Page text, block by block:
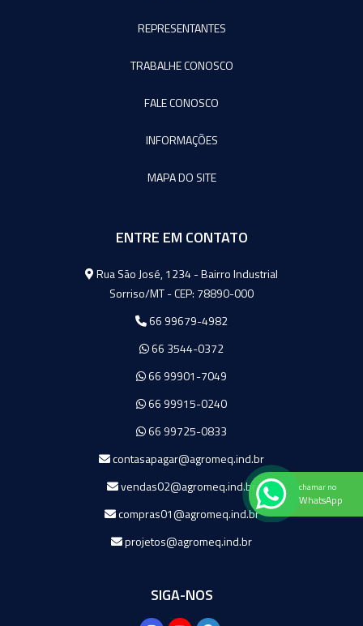
REPRESENTANTES
TRABALHE CONOSCO
FALE CONOSCO
INFORMAÇÕES
MAPA DO SITE
ENTRE EM CONTATO
Agromeq
Rua São José, 1234 - Bairro Industrial
Sorriso/MT - CEP: 78890-000
66 99679-4982
66 3544-0372
66 99901-7049
66 99915-0240
66 99725-0833
contasapagar@agromeq.ind.br
vendas02@agromeq.ind.br
compras01@agromeq.ind.br
projetos@agromeq.ind.br
SIGA-NOS
chamar no
WhatsApp